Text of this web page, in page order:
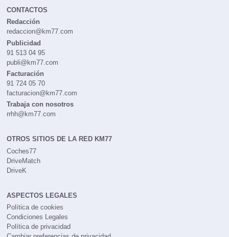
CONTACTOS
Redacción
redaccion@km77.com
Publicidad
91 513 04 95
publi@km77.com
Facturación
91 724 05 70
facturacion@km77.com
Trabaja con nosotros
rrhh@km77.com
OTROS SITIOS DE LA RED KM77
Coches77
DriveMatch
DriveK
ASPECTOS LEGALES
Política de cookies
Condiciones Legales
Política de privacidad